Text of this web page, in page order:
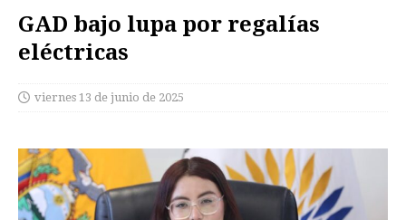
GAD bajo lupa por regalías
eléctricas
viernes 13 de junio de 2025